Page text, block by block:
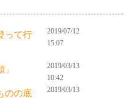
って行
2019/07/12
15:07
2019/03/13
10:42
のの底
2019/03/13